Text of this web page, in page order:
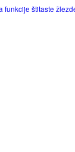
funkcije štitaste